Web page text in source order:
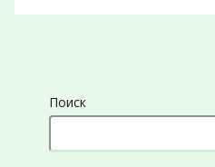
Поиск